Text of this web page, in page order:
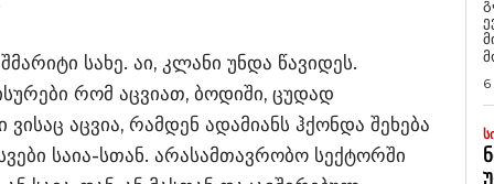
სახე. აი, კლანი უნდა წავიდეს.
რომ აცვიათ, ბოდიში, ცუდად
აცვია, რამდენ ადამიანს ჰქონდა შეხება
საია-სთან. არასამთავრობო სექტორში
6